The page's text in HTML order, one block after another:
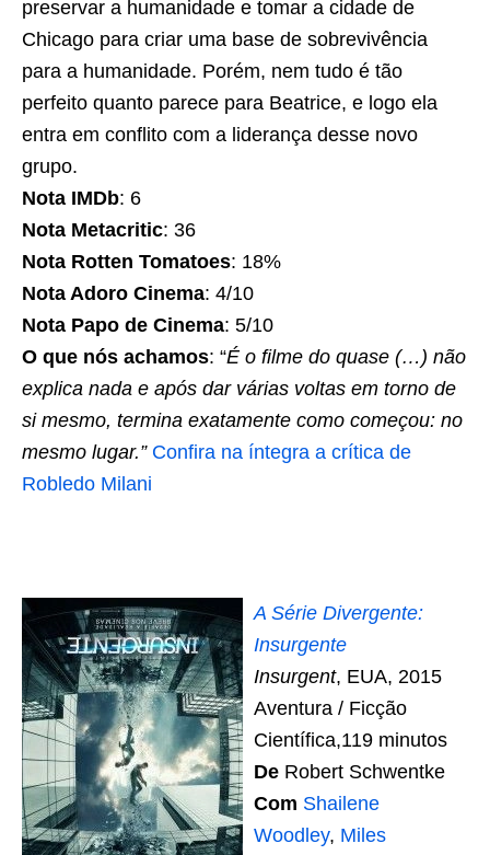
preservar a humanidade e tomar a cidade de
Chicago para criar uma base de sobrevivência
para a humanidade. Porém, nem tudo é tão
perfeito quanto parece para Beatrice, e logo ela
entra em conflito com a liderança desse novo
grupo.
Nota IMDb: 6
Nota Metacritic: 36
Nota Rotten Tomatoes: 18%
Nota Adoro Cinema: 4/10
Nota Papo de Cinema: 5/10
O que nós achamos: “É o filme do quase (…) não
explica nada e após dar várias voltas em torno de
si mesmo, termina exatamente como começou: no
mesmo lugar.” Confira na íntegra a crítica de
Robledo Milani
A Série Divergente:
Insurgente
Insurgent, EUA, 2015
Aventura / Ficção
Científica,119 minutos
De Robert Schwentke
Com Shailene
Woodley, Miles